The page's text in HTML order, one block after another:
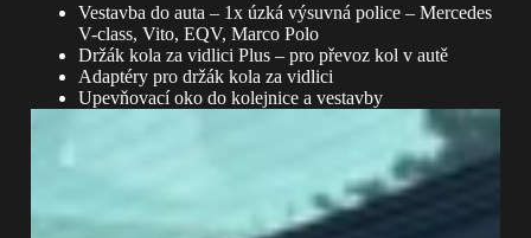
Vestavba do auta – 1x úzká výsuvná police – Mercedes
V-class, Vito, EQV, Marco Polo
Držák kola za vidlici Plus – pro převoz kol v autě
Adaptéry pro držák kola za vidlici
Upevňovací oko do kolejnice a vestavby